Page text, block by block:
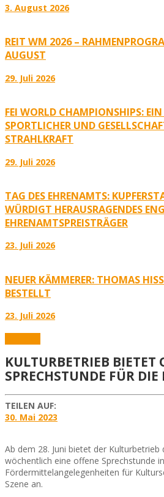
3. August 2026
REIT WM 2026 –
AUGUST
29. Juli 2026
FEI WORLD CHAMPIONSHIPS: EIN
PORTLICHER UND
TRAHLKRAFT
29. Juli 2026
TAG DES EHRENAMTS:
WÜRDIGT HERAUSRAGENDES
EHRENAMTSPREISTRÄGER
23. Juli 2026
NEUER KÄMMERER: THOMAS
BESTELLT
23. Juli 2026
KULTURBETRIEB BIETET
SPRECHSTUNDE FÜR DIE
TEILEN AUF:
30. Mai 2023
Ab dem 28. Juni bietet der Kulturbetrieb
wöchentlich eine offene Sprechstunde in
Fördermittelangelegenheiten für
Szene an.